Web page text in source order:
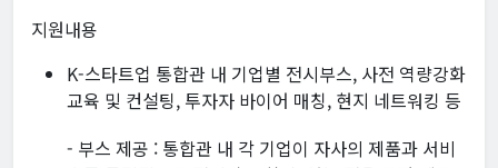
지원내용
K-스타트업 통합관 내 기업별 전시부스, 사전 역량강화
교육 및 컨설팅, 투자자 바이어 매칭, 현지 네트워킹 등
- 부스 제공 : 통합관 내 각 기업이 자사의 제품과 서비